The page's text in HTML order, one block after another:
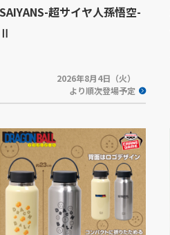
SAIYANS-超サイヤ人孫悟空-
Ⅱ
2026年8月4日（火）
より順次登場予定